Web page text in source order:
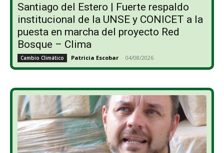
Santiago del Estero | Fuerte respaldo
institucional de la UNSE y CONICET a la
puesta en marcha del proyecto Red
Bosque – Clima
Cambio Climático Patricia Escobar - 04/08/2026